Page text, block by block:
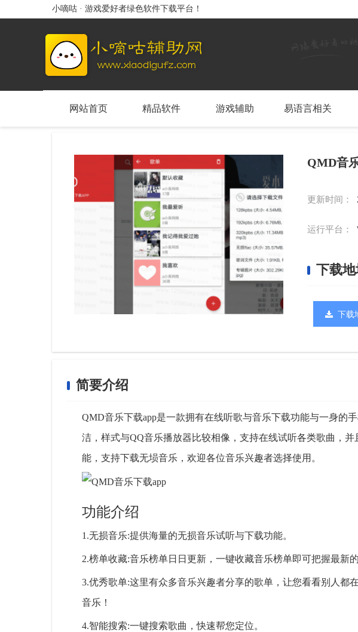
小嘀咕 · 游戏爱好者绿色软件下载平台！
网站首页 精品软件 游戏辅助 易语言相关
QMD音
更新时间：
运行平台：
下载
下载
简要介绍
QMD音乐下载app是一款拥有在线听歌与音乐下载功能与一身的
洁，样式与QQ音乐播放器比较相像，支持在线试听各类歌曲，
能，支持下载无埙音乐，欢迎各位音乐兴趣者选择使用。
功能介绍
1.无损音乐:提供海量的无损音乐试听与下载功能。
2.榜单收藏:音乐榜单日日更新，一键收藏音乐榜单即可把握最新
3.优秀歌单:这里有众多音乐兴趣者分享的歌单，让您看看别人都
音乐！
4.智能搜索:一键搜索歌曲，快速帮您定位。